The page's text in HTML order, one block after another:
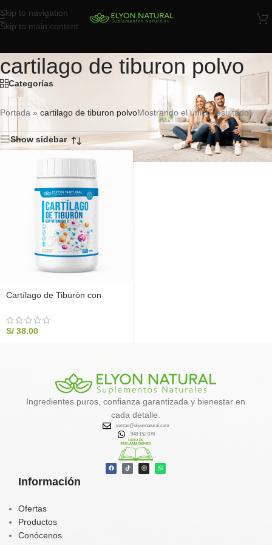
Skip to navigation
Skip to main content
cartilago de tiburon polvo
Categorías
Portada » cartilago de tiburon polvoMostrando el único resultado
Show sidebar
Cartílago de Tiburón con
200g | Salud Articular
S/ 38.00
Información
Ofertas
Productos
Conócenos
Ingredientes puros, confianza garantizada y bienestar en
cada detalle.
ventas@elyonnatural.com
948 152 076